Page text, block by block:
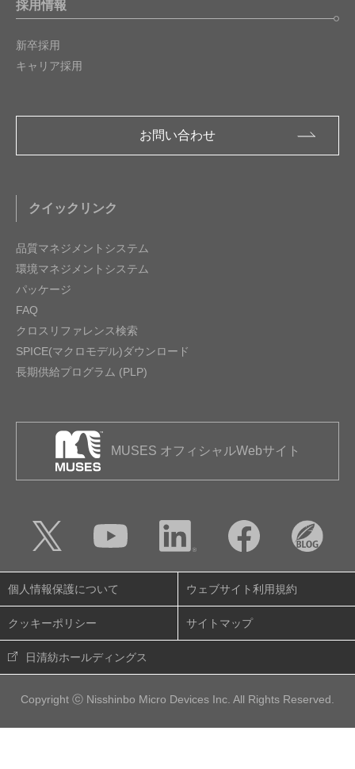
採用情報
新卒採用
キャリア採用
お問い合わせ
クイックリンク
品質マネジメントシステム
環境マネジメントシステム
パッケージ
FAQ
クロスリファレンス検索
SPICE(マクロモデル)ダウンロード
長期供給プログラム (PLP)
MUSES オフィシャルWebサイト
個人情報保護について ウェブサイト利用規約
クッキーポリシー サイトマップ
日清紡ホールディングス
Copyright ⓒ Nisshinbo Micro Devices Inc. All Rights Reserved.